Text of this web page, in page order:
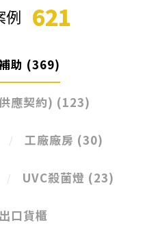
例 621
助 (369)
應契約) (123)
工廠廠房 (30)
UVC殺菌燈 (23)
口貨櫃